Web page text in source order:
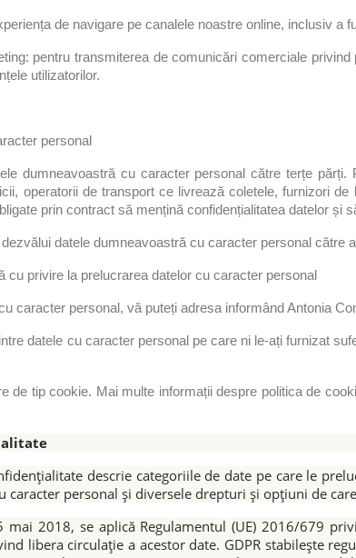
de navigare pe canalele noastre online, inclusiv a
pentru transmiterea de comunicări comerciale
utilizatorilor.
personal
dumneavoastră cu caracter personal către terțe
operatorii de transport ce livrează coletele, furnizori
prin contract să mențină confidențialitatea datelor
datele dumneavoastră cu caracter personal către
cu privire la prelucrarea datelor cu caracter personal
caracter personal, vă puteți adresa informând Antonia
datele cu caracter personal pe care ni le-ați furnizat
de tip cookie. Mai multe informații despre politica de
descrie categoriile de date pe care le
caracter personal și diversele drepturi și opțiuni de
mai 2018, se aplică Regulamentul (UE) 2016/679
libera circulație a acestor date. GDPR stabilește